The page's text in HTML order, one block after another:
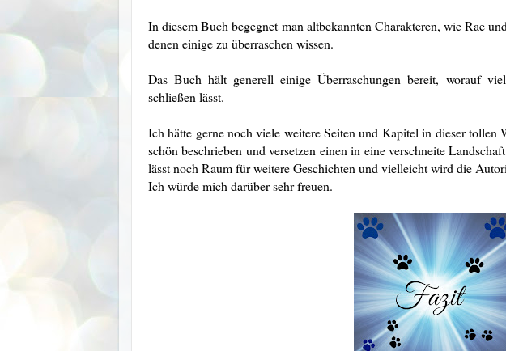
In diesem Buch begegnet man altbekannten Charakteren, wie Rae
denen einige zu überraschen wissen.
Das Buch hält generell einige Überraschungen bereit, worauf
schließen lässt.
Ich hätte gerne noch viele weitere Seiten und Kapitel in dieser tollen
schön beschrieben und versetzen einen in eine verschneite
lässt noch Raum für weitere Geschichten und vielleicht wird die
Ich würde mich darüber sehr freuen.